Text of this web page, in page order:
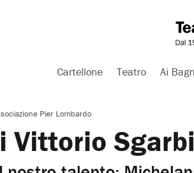
Cartellone Teatro Ai
Pier Lombardo
Vittorio Sgarbi